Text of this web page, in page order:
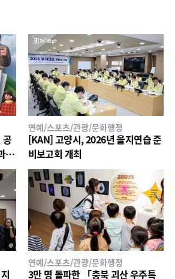
공
연예/스포츠/관광/문화행정
[KAN] 고양시, 2026년 을지연습 준
비보고회 개최
연예/스포츠/관광/문화행정
3만 명 돌파한 「충북 괴산 우주특